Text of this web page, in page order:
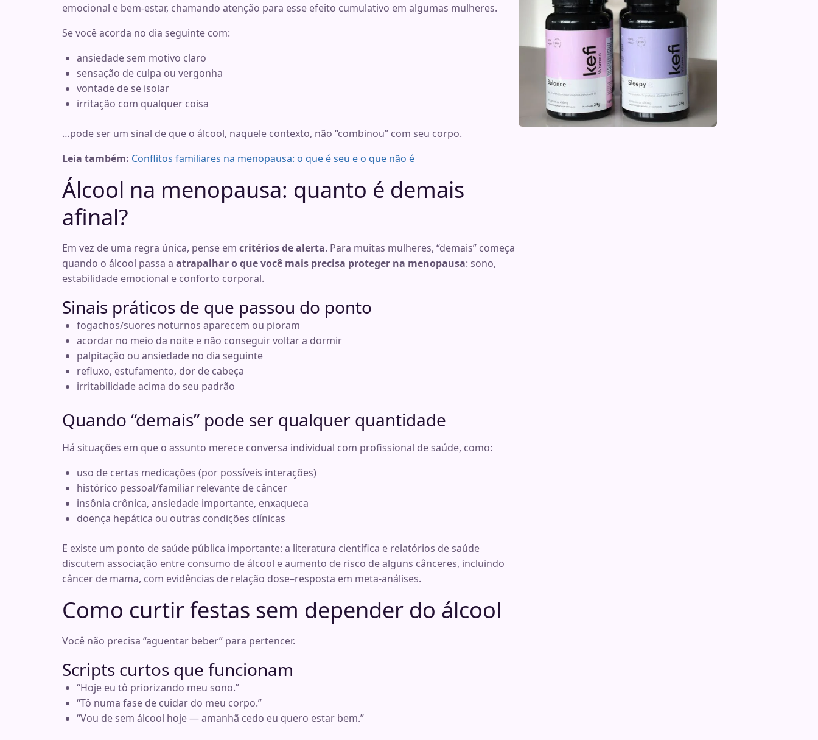
emocional e bem-estar, chamando atenção para esse efeito cumulativo em algumas mulheres.
Se você acorda no dia seguinte com:
ansiedade sem motivo claro
sensação de culpa ou vergonha
vontade de se isolar
irritação com qualquer coisa
…pode ser um sinal de que o álcool, naquele contexto, não “combinou” com seu corpo.
Leia também: Conflitos familiares na menopausa: o que é seu e o que não é
Álcool na menopausa: quanto é demais
afinal?
Em vez de uma regra única, pense em critérios de alerta. Para muitas mulheres, “demais” começa
quando o álcool passa a atrapalhar o que você mais precisa proteger na menopausa: sono,
estabilidade emocional e conforto corporal.
Sinais práticos de que passou do ponto
fogachos/suores noturnos aparecem ou pioram
acordar no meio da noite e não conseguir voltar a dormir
palpitação ou ansiedade no dia seguinte
refluxo, estufamento, dor de cabeça
irritabilidade acima do seu padrão
Quando “demais” pode ser qualquer quantidade
Há situações em que o assunto merece conversa individual com profissional de saúde, como:
uso de certas medicações (por possíveis interações)
histórico pessoal/familiar relevante de câncer
insônia crônica, ansiedade importante, enxaqueca
doença hepática ou outras condições clínicas
E existe um ponto de saúde pública importante: a literatura científica e relatórios de saúde
discutem associação entre consumo de álcool e aumento de risco de alguns cânceres, incluindo
câncer de mama, com evidências de relação dose–resposta em meta-análises.
Como curtir festas sem depender do álcool
Você não precisa “aguentar beber” para pertencer.
Scripts curtos que funcionam
“Hoje eu tô priorizando meu sono.”
“Tô numa fase de cuidar do meu corpo.”
“Vou de sem álcool hoje — amanhã cedo eu quero estar bem.”